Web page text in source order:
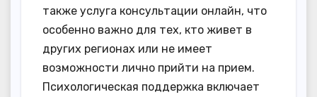
также услуга консультации онлайн, что
особенно важно для тех, кто живет в
других регионах или не имеет
возможности лично прийти на прием.
Психологическая поддержка включает